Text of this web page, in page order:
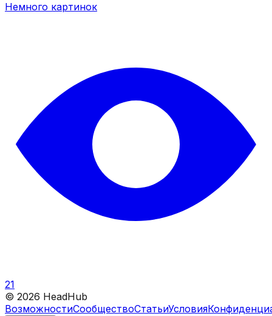
Немного картинок
21
© 2026 HeadHub
ВозможностиСообществоСтатьиУсловия